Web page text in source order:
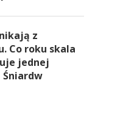
z
Co roku skala
jednej